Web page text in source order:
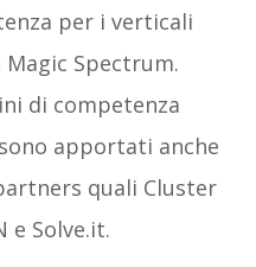
per i verticali
Spectrum.
di competenza
apportati anche
quali Cluster
e Solve.it.